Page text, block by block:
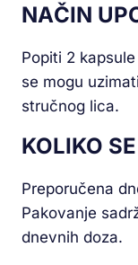
NAČIN
Popiti 2
se mogu
stručnog lica.
KOLIKO
Preporučena
Pakovanje
dnevnih doza.